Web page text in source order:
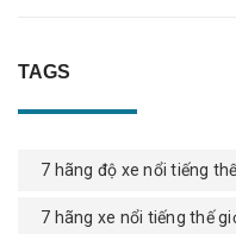
TAGS
7 hãng độ xe nổi tiếng
7 hãng xe nổi tiếng thế